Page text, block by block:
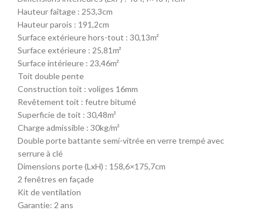
Hauteur faîtage : 253,3cm
Hauteur parois : 191,2cm
Surface extérieure hors-tout : 30,13m²
Surface extérieure : 25,81m²
Surface intérieure : 23,46m²
Toit double pente
Construction toit : voliges 16mm
Revêtement toit : feutre bitumé
Superficie de toit : 30,48m²
Charge admissible : 30kg/m²
Double porte battante semi-vitrée en verre trempé avec
serrure à clé
Dimensions porte (LxH) : 158,6×175,7cm
2 fenêtres en façade
Kit de ventilation
Garantie: 2 ans